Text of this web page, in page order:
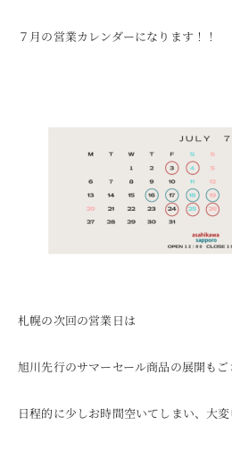
７月の営業カレンダーになります！！
札幌の次回の営業日は
旭川先行のサマーセール商品の展開もご
日程的に少しお時間空いてしまい、大